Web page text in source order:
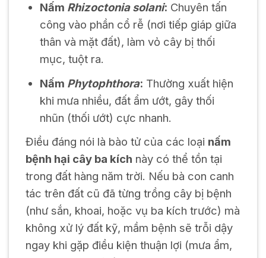
Nấm Rhizoctonia solani: Chuyên tấn
công vào phần cổ rễ (nơi tiếp giáp giữa
thân và mặt đất), làm vỏ cây bị thối
mục, tuột ra.
Nấm Phytophthora: Thường xuất hiện
khi mưa nhiều, đất ẩm ướt, gây thối
nhũn (thối ướt) cực nhanh.
Điều đáng nói là bào tử của các loại nấm
bệnh hại cây ba kích này có thể tồn tại
trong đất hàng năm trời. Nếu bà con canh
tác trên đất cũ đã từng trồng cây bị bệnh
(như sắn, khoai, hoặc vụ ba kích trước) mà
không xử lý đất kỹ, mầm bệnh sẽ trỗi dậy
ngay khi gặp điều kiện thuận lợi (mưa ẩm,